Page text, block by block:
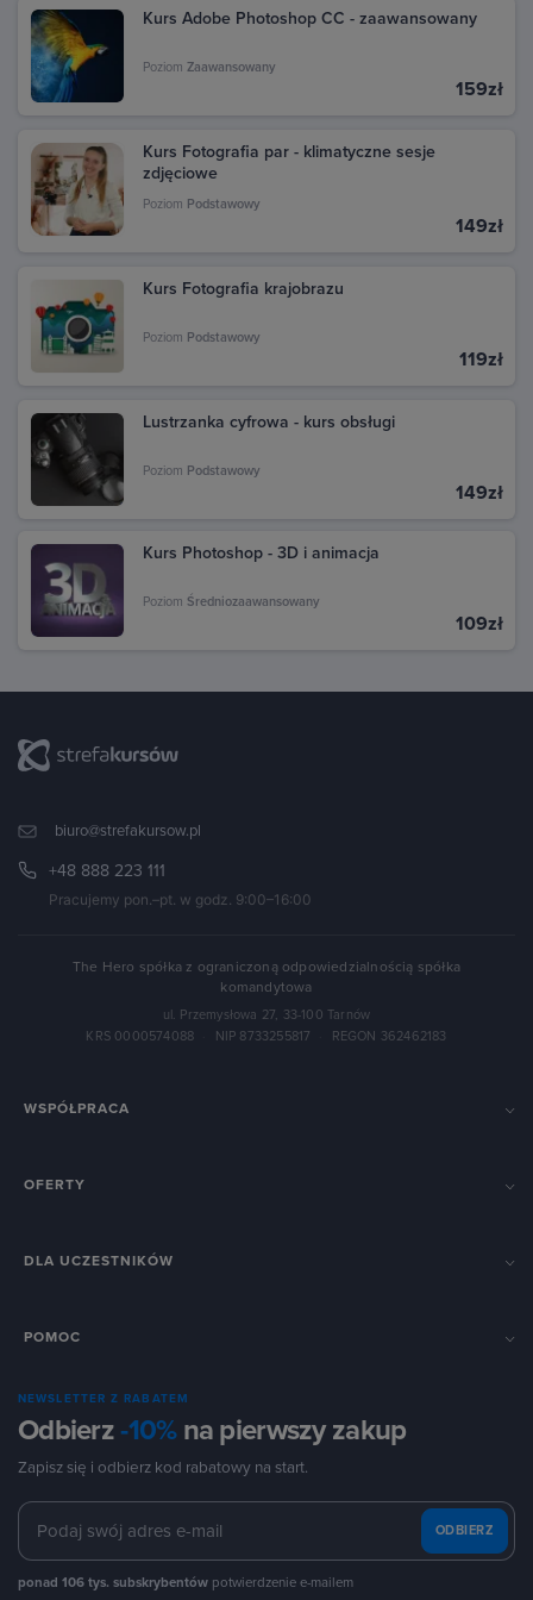
Możesz również znaleźć fakturę na stronie Google
Pay. Przejdź pod ten adres: pay.google.com i zaloguj
się na swoje konto Google, z którego dokonano
zakupu. W sekcji Aktywność znajdziesz wszystkie
transakcję, aby zobaczyć szczegóły i pobrać fakturę.
Kurs Adobe Photoshop CC - zaawansowany
Poziom Zaawansowany
159zł
Kurs Fotografia par - klimatyczne sesje
zdjęciowe
Poziom Podstawowy
149zł
Kurs Fotografia krajobrazu
Poziom Podstawowy
119zł
Lustrzanka cyfrowa - kurs obsługi
Poziom Podstawowy
149zł
Kurs Photoshop - 3D i animacja
Poziom Średniozaawansowany
109zł
biuro@strefakursow.pl
+48 888 223 111
Pracujemy pon.–pt. w godz. 9:00–16:00
The Hero spółka z ograniczoną odpowiedzialnością spółka
komandytowa
ul. Przemysłowa 27, 33-100 Tarnów
KRS 0000574088
NIP 8733255817 REGON 362462183
WSPÓŁPRACA
OFERTY
DLA UCZESTNIKÓW
POMOC
NEWSLETTER Z RABATEM
Odbierz-10%na pierwszy zakup
Zapisz się i odbierz kod rabatowy na start.
ODBIERZ
ponad 106 tys. subskrybentów potwierdzenie e-mailem